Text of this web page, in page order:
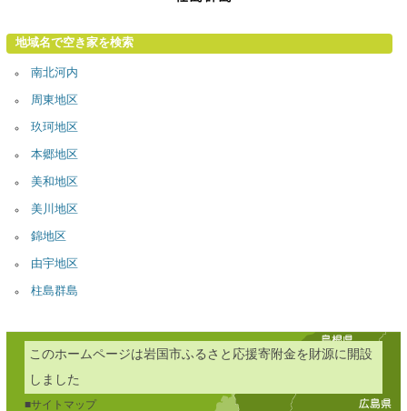
地域名で空き家を検索
南北河内
周東地区
玖珂地区
本郷地区
美和地区
美川地区
錦地区
由宇地区
柱島群島
このホームページは岩国市ふるさと応援寄附金を財源に開設
しました
■サイトマップ